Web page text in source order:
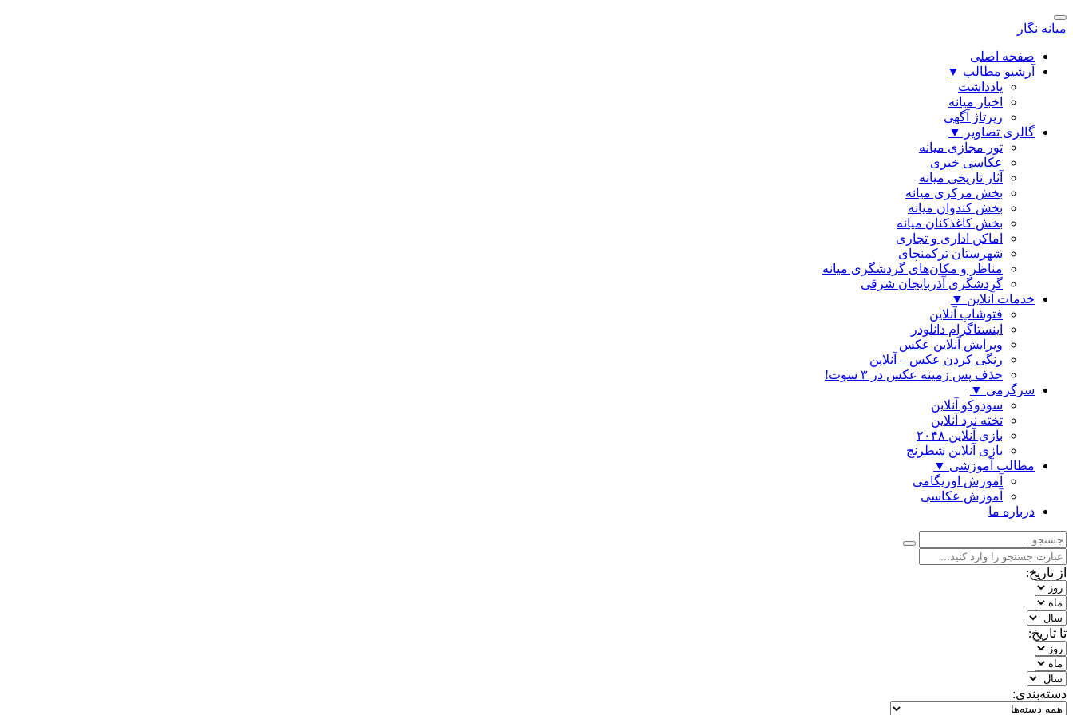
میانه نگار
صفحه اصلی
آرشیو مطالب ▼
یادداشت
اخبار میانه
رپرتاژ آگهی
گالری تصاویر
▼
تور مجازی میانه
عکاسی خبری
آثار تاریخی میانه
بخش مرکزی میانه
بخش کندوان میانه
بخش کاغذکنان میانه
اماکن اداری و تجاری
شهرستان ترکمنچای
مناظر و مکان‌های گردشگری میانه
گردشگری آذربایجان شرقی
خدمات آنلاین ▼
فتوشاپ آنلاین
اینستاگرام دانلودر
ویرایش آنلاین عکس
رنگی كردن عكس – آنلاین
حذف پس زمینه عکس در ۳ سوت!
سرگرمی ▼
سودوکو آنلاین
تخته نرد آنلاین
بازی آنلاین ۲۰۴۸
بازی آنلاین شطرنج
مطالب آموزشی ▼
آموزش اوریگامی
آموزش عکاسی
درباره ما
از تاریخ:
تا تاریخ:
دسته‌بندی: